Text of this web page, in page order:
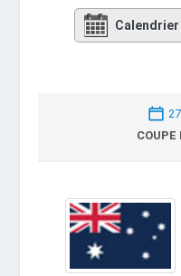
Calendrier
COUPE